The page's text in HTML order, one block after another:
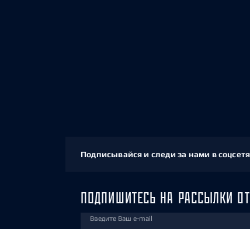
Подписывайся и следи за нами в
ПОДПИШИТЕСЬ НА РАССЫЛКИ
Введите Ваш e-mail